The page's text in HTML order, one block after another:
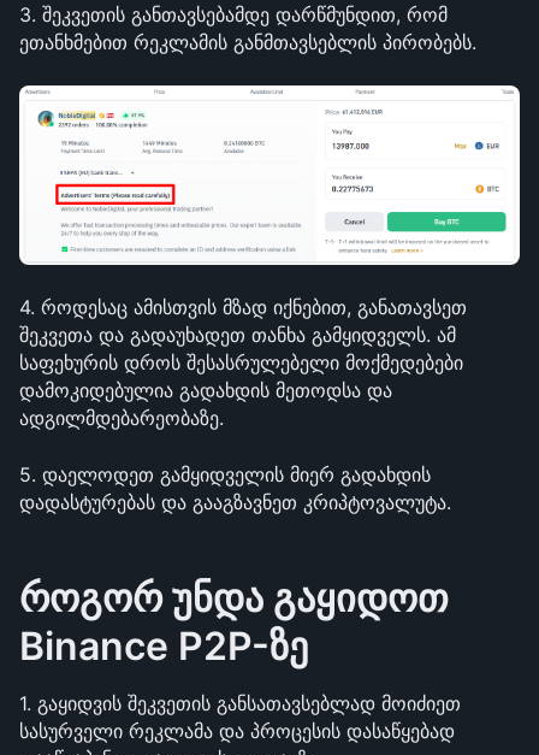
3. შეკვეთის განთავსებამდე დარწმუნდით, რომ
ეთანხმებით რეკლამის განმთავსებლის პირობებს.
4. როდესაც ამისთვის მზად იქნებით, განათავსეთ
შეკვეთა და გადაუხადეთ თანხა გამყიდველს. ამ
საფეხურის დროს შესასრულებელი მოქმედებები
დამოკიდებულია გადახდის მეთოდსა და
ადგილმდებარეობაზე.
5. დაელოდეთ გამყიდველის მიერ გადახდის
დადასტურებას და გააგზავნეთ კრიპტოვალუტა.
როგორ უნდა გაყიდოთ
Binance P2P-ზე
1. გაყიდვის შეკვეთის განსათავსებლად მოიძიეთ
სასურველი რეკლამა და პროცესის დასაწყებად